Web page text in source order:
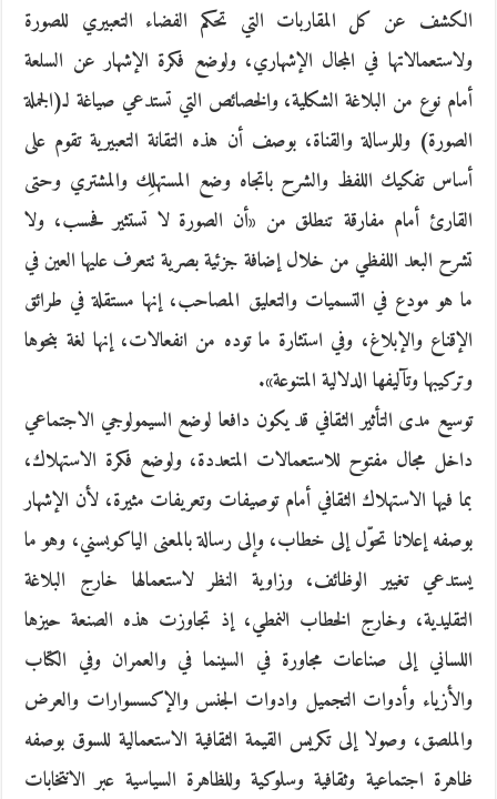
الكشف عن كل المقاربات التي تحكم الفضاء التعبيري للصورة
ولاستعمالاتها في المجال الإشهاري، ولوضع فكرة الإشهار عن السلعة
أمام نوع من البلاغة الشكلية، والخصائص التي تستدعي صياغة لـ(الجملة
الصورة) وللرسالة والقناة، بوصف أن هذه التقانة التعبيرية تقوم على
أساس تفكيك اللفظ والشرح باتجاه وضع المستهلِك والمشتري وحتى
القارئ أمام مفارقة تنطلق من «أن الصورة لا تستثير فحسب، ولا
تشرح البعد اللفظي من خلال إضافة جزئية بصرية تتعرف عليها العين في
ما هو مودع في التسميات والتعليق المصاحب، إنها مستقلة في طرائق
الإقناع والإبلاغ، وفي استثارة ما توده من انفعالات، إنها لغة بنحوها
وتركيبها وتآليفها الدلالية المتنوعة».
توسيع مدى التأثير الثقافي قد يكون دافعا لوضع السيمولوجي الاجتماعي
داخل مجال مفتوح للاستعمالات المتعددة، ولوضع فكرة الاستهلاك،
بما فيها الاستهلاك الثقافي أمام توصيفات وتعريفات مثيرة، لأن الإشهار
بوصفه إعلانا تحوّل إلى خطاب، وإلى رسالة بالمعنى الياكوبسني، وهو ما
يستدعي تغيير الوظائف، وزاوية النظر لاستعمالها خارج البلاغة
التقليدية، وخارج الخطاب النمطي، إذ تجاوزت هذه الصنعة حيزها
اللساني إلى صناعات مجاورة في السينما في والعمران وفي الكتاب
والأزياء وأدوات التجميل وادوات الجنس والإكسسوارات والعرض
والملصق، وصولا إلى تكريس القيمة الثقافية الاستعمالية للسوق بوصفه
ظاهرة اجتماعية وثقافية وسلوكية وللظاهرة السياسية عبر الانتخابات